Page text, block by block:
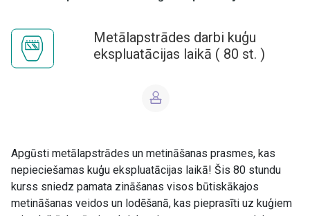
Metālapstrādes darbi kuģu
ekspluatācijas laikā ( 80 st. )
Apgūsti metālapstrādes un metināšanas prasmes, kas
nepieciešamas kuģu ekspluatācijas laikā! Šis 80 stundu
kurss sniedz pamata zināšanas visos būtiskākajos
metināšanas veidos un lodēšanā, kas pieprasīti uz kuģiem